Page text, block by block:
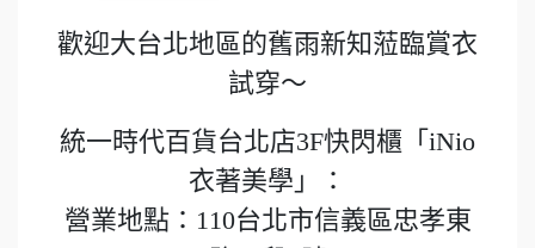
歡迎大台北地區的舊雨新知蒞臨賞衣
試穿～
統一時代百貨台北店3F快閃櫃「iNio
衣著美學」：
營業地點：110台北市信義區忠孝東